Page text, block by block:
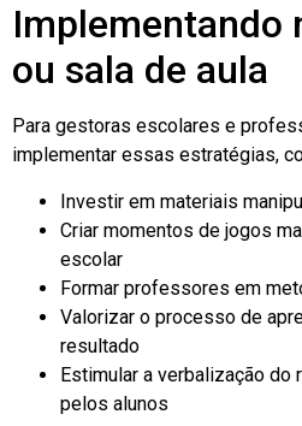
Implementando
ou sala de aula
Para gestoras escolares e
implementar essas estratégias,
Investir em materiais
Criar momentos de jogos
escolar
Formar professores em
Valorizar o processo de
resultado
Estimular a verbalização do
pelos alunos